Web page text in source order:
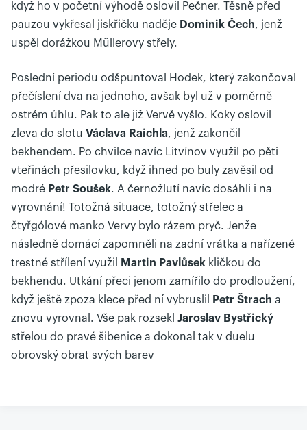
když ho v početní výhodě oslovil Pečner. Těsně před
pauzou vykřesal jiskřičku naděje Dominik Čech, jenž
uspěl dorážkou Müllerovy střely.
Poslední periodu odšpuntoval Hodek, který zakončoval
přečíslení dva na jednoho, avšak byl už v poměrně
ostrém úhlu. Pak to ale již Vervě vyšlo. Koky oslovil
zleva do slotu Václava Raichla, jenž zakončil
bekhendem. Po chvilce navíc Litvínov využil po pěti
vteřinách přesilovku, když ihned po buly zavěsil od
modré Petr Soušek. A černožlutí navíc dosáhli i na
vyrovnání! Totožná situace, totožný střelec a
čtyřgólové manko Vervy bylo rázem pryč. Jenže
následně domácí zapomněli na zadní vrátka a nařízené
trestné střílení využil
Martin Pavlůsek kličkou do
bekhendu. Utkání přeci jenom zamířilo do prodloužení,
když ještě zpoza klece před ní vybruslil
Petr Štrach a
znovu vyrovnal. Vše pak rozsekl Jaroslav Bystřický
střelou do pravé šibenice a dokonal tak v duelu
obrovský obrat svých barev